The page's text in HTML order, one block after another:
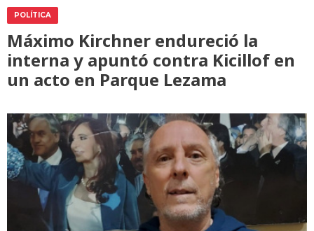
POLÍTICA
Máximo Kirchner endureció la
interna y apuntó contra Kicillof en
un acto en Parque Lezama